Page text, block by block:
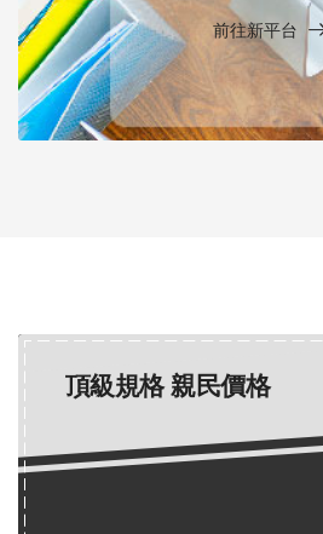
前往新平台
頂級規格 親民價格